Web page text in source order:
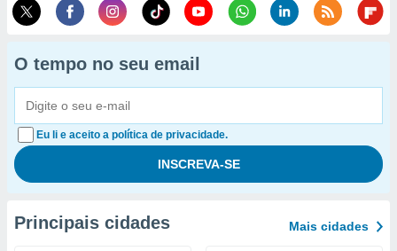
O tempo no seu email
Eu li e aceito a política de privacidade.
Principais cidades Mais cidades